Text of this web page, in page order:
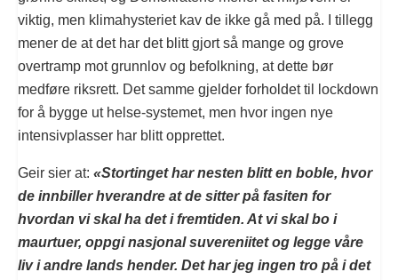
viktig, men klimahysteriet kav de ikke gå med på. I tillegg
mener de at det har det blitt gjort så mange og grove
overtramp mot grunnlov og befolkning, at dette bør
medføre riksrett. Det samme gjelder forholdet til lockdown
for å bygge ut helse-systemet, men hvor ingen nye
intensivplasser har blitt opprettet.
Geir sier at: «Stortinget har nesten blitt en boble, hvor
de innbiller hverandre at de sitter på fasiten for
hvordan vi skal ha det i fremtiden. At vi skal bo i
maurtuer, oppgi nasjonal suvereniitet og legge våre
liv i andre lands hender. Det har jeg ingen tro på i det